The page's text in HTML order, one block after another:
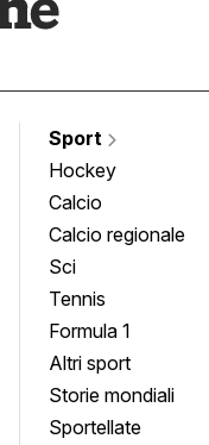
Sport
Hockey
Calcio
Calcio regionale
Sci
Tennis
Formula 1
Altri sport
Storie mondiali
Sportellate